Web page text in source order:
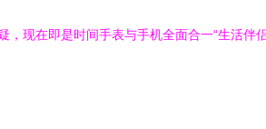
现在即是时间手表与手机全面合一“生活伴